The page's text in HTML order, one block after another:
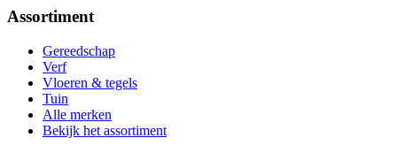
Assortiment
Gereedschap
Verf
Vloeren & tegels
Tuin
Alle merken
Bekijk het assortiment